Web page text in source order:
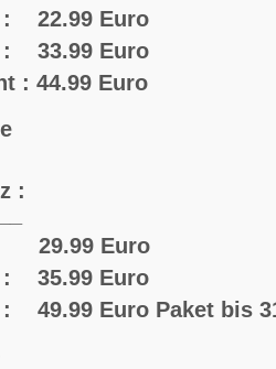
: 22.99 Euro
: 33.99 Euro
: 44.99 Euro
:
: 29.99 Euro
: 35.99 Euro
49.99 Euro Paket bis